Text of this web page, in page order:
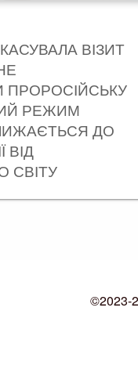
ВІЗИТ
ПРОРОСІЙСЬКУ
РЕЖИМ
ДО
ВІД
СВІТУ
©2023-